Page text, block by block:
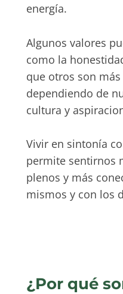
energía.
Algunos valores
como la
que otros son
dependiendo de
cultura y
Vivir en sintonía
permite sentirnos
plenos y más
mismos y con los
¿Por qué